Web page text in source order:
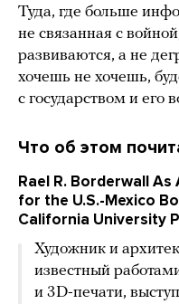
Туда, где больше
не связанная с
развиваются, а не
хочешь не хочешь,
с государством и его
Что об этом
Rael R. Borderwall
for the U.S.-Mexico
California University
Художник и
известный
и 3D-печати,